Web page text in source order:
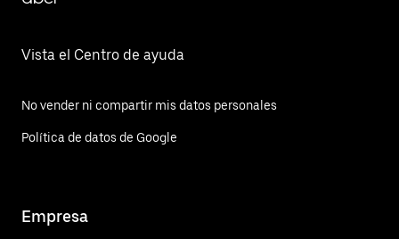
Vista el Centro de ayuda
No vender ni compartir mis datos personales
Política de datos de Google
Empresa